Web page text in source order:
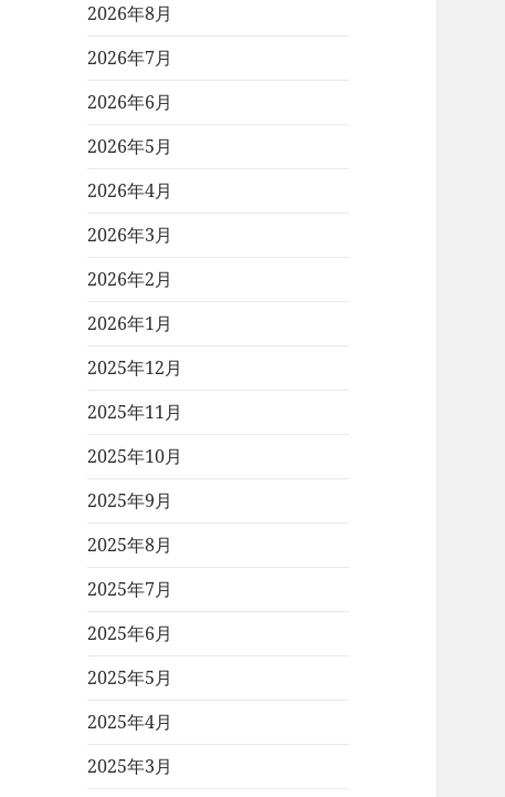
2026年8月
2026年7月
2026年6月
2026年5月
2026年4月
2026年3月
2026年2月
2026年1月
2025年12月
2025年11月
2025年10月
2025年9月
2025年8月
2025年7月
2025年6月
2025年5月
2025年4月
2025年3月